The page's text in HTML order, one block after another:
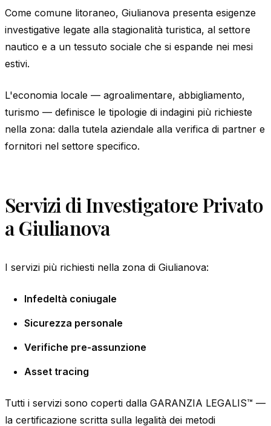
Come comune litoraneo, Giulianova presenta esigenze
investigative legate alla stagionalità turistica, al settore
nautico e a un tessuto sociale che si espande nei mesi
estivi.
L'economia locale — agroalimentare, abbigliamento,
turismo — definisce le tipologie di indagini più richieste
nella zona: dalla tutela aziendale alla verifica di partner e
fornitori nel settore specifico.
Servizi di Investigatore Privato
a Giulianova
I servizi più richiesti nella zona di Giulianova:
Infedeltà coniugale
Sicurezza personale
Verifiche pre-assunzione
Asset tracing
Tutti i servizi sono coperti dalla GARANZIA LEGALIS™ —
la certificazione scritta sulla legalità dei metodi